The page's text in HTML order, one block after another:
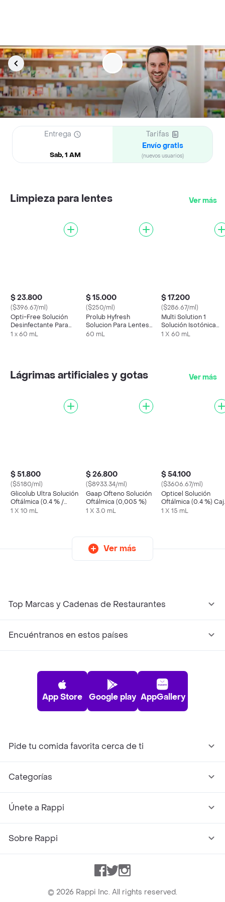
Entrega
Sab, 1 AM
Tarifas
Envío gratis
(nuevos usuarios)
Limpieza para lentes Ver más
$ 23.800
($396.67/ml)
Opti-Free Solución
Desinfectante Para
Lentes
1 x 60 mL
$ 15.000
($250/ml)
Prolub Hyfresh
Solucion Para Lentes
de Contacto
60 mL
$ 17.200
($286.67/ml)
Multi Solution 1
Solución Isotónica
Estéril
1 X 60 mL
Lágrimas artificiales y gotas Ver más
$ 51.800
($5180/ml)
Glicolub Ultra Solución
Oftálmica (0.4 % /
0.3%)
1 X 10 mL
$ 26.800
($8933.34/ml)
Gaap Ofteno Solución
Oftálmica (0,005 %)
1 X 3.0 mL
$ 54.100
($3606.67/ml)
Opticel Solución
Oftálmica (0.4 %)
X1 Frasco
1 X 15 mL
Ver más
Top Marcas y Cadenas de Restaurantes
Encuéntranos en estos países
App Store Google play AppGallery
Pide tu comida favorita cerca de ti
Categorías
Únete a Rappi
Sobre Rappi
Facebook
TwitterInstagram
© 2026 Rappi Inc. All rights reserved.